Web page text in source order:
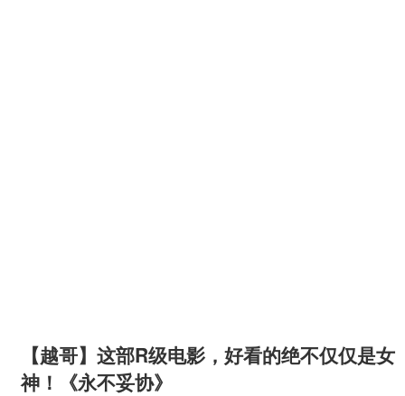
【越哥】这部R级电影，好看的绝不仅仅是女
神！《永不妥协》